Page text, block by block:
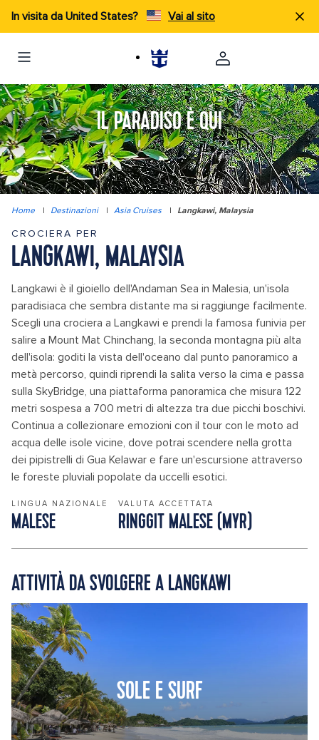
In visita da United States? Vai al sito
IL PARADISO È QUI
Home | Destinazioni | Asia Cruises | Langkawi, Malaysia
CROCIERA PER
LANGKAWI, MALAYSIA
Langkawi è il gioiello dell'Andaman Sea in Malesia, un'isola
paradisiaca che sembra distante ma si raggiunge facilmente.
Scegli una crociera a Langkawi e prendi la famosa funivia per
salire a Mount Mat Chinchang, la seconda montagna più alta
dell'isola: goditi la vista dell'oceano dal punto panoramico a
metà percorso, quindi riprendi la salita verso la cima e passa
sulla SkyBridge, una piattaforma panoramica che misura 122
metri sospesa a 700 metri di altezza tra due picchi boschivi.
Continua a collezionare emozioni con il tour con le moto ad
acqua delle isole vicine, dove potrai scendere nella grotta
dei pipistrelli di Gua Kelawar e fare un'escursione attraverso
le foreste pluviali popolate da uccelli esotici.
LINGUA NAZIONALE
MALESE
VALUTA ACCETTATA
RINGGIT MALESE (MYR)
ATTIVITÀ DA SVOLGERE A LANGKAWI
SOLE E SURF